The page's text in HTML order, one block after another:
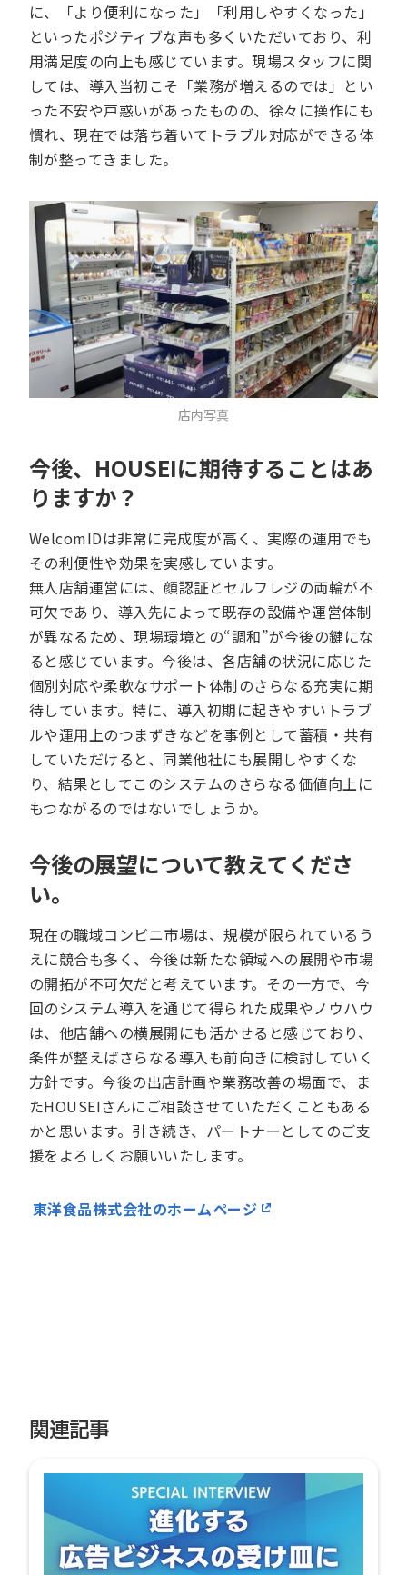
に、「より便利になった」「利用しやすくなった」
といったポジティブな声も多くいただいており、利
用満足度の向上も感じています。現場スタッフに関
しては、導入当初こそ「業務が増えるのでは」とい
った不安や戸惑いがあったものの、徐々に操作にも
慣れ、現在では落ち着いてトラブル対応ができる体
制が整ってきました。
店内写真
今後、HOUSEIに期待することはあ
りますか？
WelcomIDは非常に完成度が高く、実際の運用でも
その利便性や効果を実感しています。
無人店舗運営には、顔認証とセルフレジの両輪が不
可欠であり、導入先によって既存の設備や運営体制
が異なるため、現場環境との“調和”が今後の鍵にな
ると感じています。今後は、各店舗の状況に応じた
個別対応や柔軟なサポート体制のさらなる充実に期
待しています。特に、導入初期に起きやすいトラブ
ルや運用上のつまずきなどを事例として蓄積・共有
していただけると、同業他社にも展開しやすくな
り、結果としてこのシステムのさらなる価値向上に
もつながるのではないでしょうか。
今後の展望について教えてくださ
い。
現在の職域コンビニ市場は、規模が限られているう
えに競合も多く、今後は新たな領域への展開や市場
の開拓が不可欠だと考えています。その一方で、今
回のシステム導入を通じて得られた成果やノウハウ
は、他店舗への横展開にも活かせると感じており、
条件が整えばさらなる導入も前向きに検討していく
方針です。今後の出店計画や業務改善の場面で、ま
たHOUSEIさんにご相談させていただくこともある
かと思います。引き続き、パートナーとしてのご支
援をよろしくお願いいたします。
東洋食品株式会社のホームページ
関連記事